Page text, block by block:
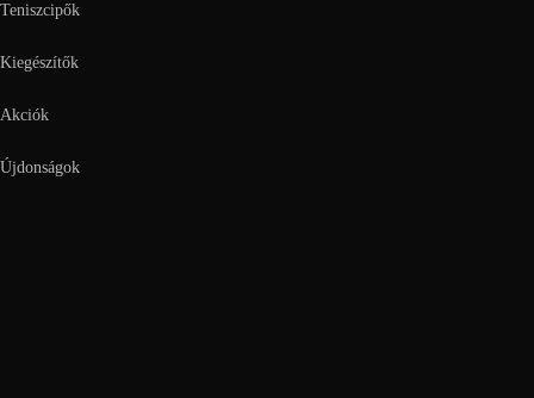
Teniszcipők
Kiegészítők
Akciók
Újdonságok